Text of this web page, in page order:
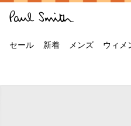
セール 新着 メンズ ウィメ